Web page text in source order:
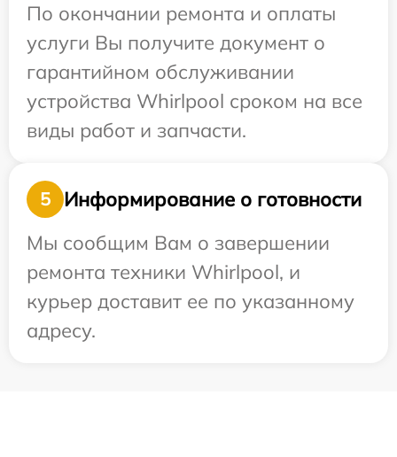
По окончании ремонта и оплаты
услуги Вы получите документ о
гарантийном обслуживании
устройства Whirlpool сроком на все
виды работ и запчасти.
5
Информирование о готовности
Мы сообщим Вам о завершении
ремонта техники Whirlpool, и
курьер доставит ее по указанному
адресу.